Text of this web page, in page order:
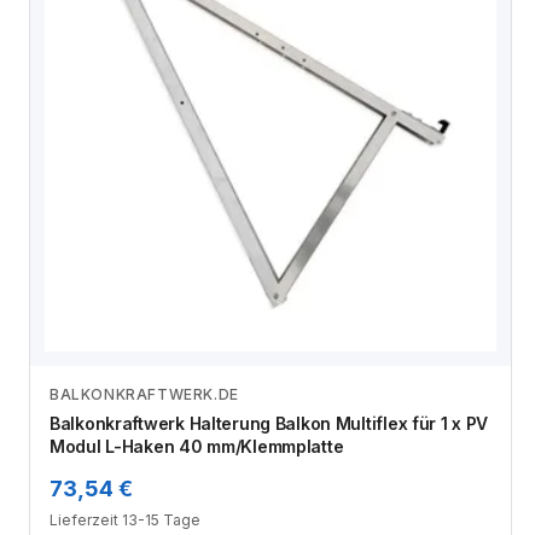
Zum Angebot
BALKONKRAFTWERK.DE
Balkonkraftwerk Halterung Balkon Multiflex für 1 x PV
Modul L-Haken 40 mm/Klemmplatte
73,54 €
Lieferzeit 13-15 Tage